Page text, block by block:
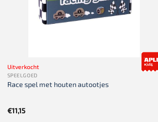
Uitverkocht
SPEELGOED
Race spel met houten autootjes
€11,15